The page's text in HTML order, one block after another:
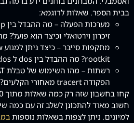
בבית הספר. שאלות לדוגמא:
זיכרון וירטואלי וכיצד הוא פועל?
rootkit? מה ההבדל בין dos ל ddos?
הפקודה tracert מאחורי הקלעים?
חשוב מאוד להתכונן לשלב זה עם כמה
למיונים. ניתן לצפות בשאלות נוספות